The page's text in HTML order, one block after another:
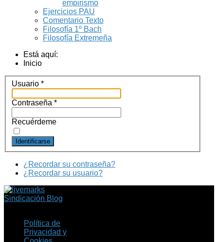
empirismo
Ejercicios PAU
Comentario Texto
Filosofía 1º Bach
Filosofía Extremeña
Está aquí:
Inicio
Usuario *
Contraseña *
Recuérdeme
Identificarse
¿Recordar su contraseña?
¿Recordar su usuario?
Sindicación Blog
Política de
Privacidad y